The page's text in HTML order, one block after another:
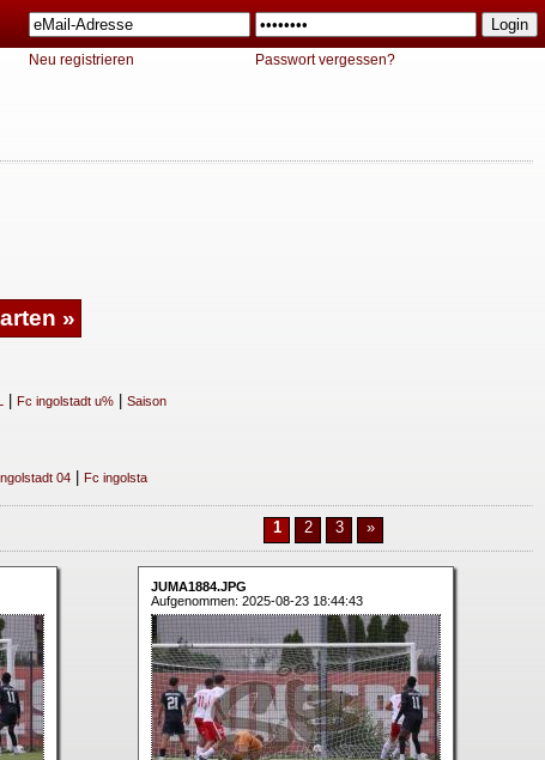
Neu registrieren Passwort vergessen?
| Fc ingolstadt u%| Saison
04| Fc ingolsta
1 2 3 »
JUMA1884.JPG
Aufgenommen: 2025-08-23 18:44:43